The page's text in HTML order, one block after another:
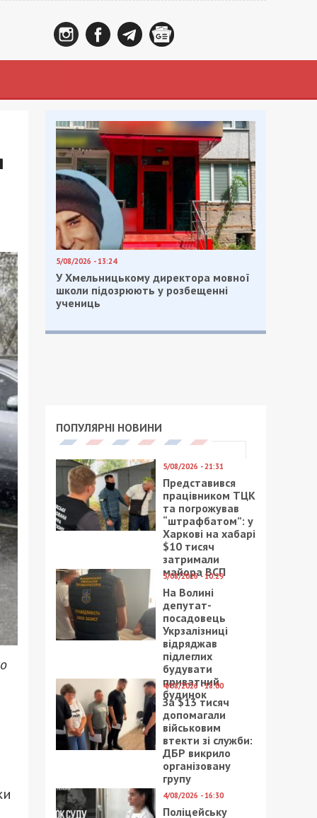
5/08/2026 - 13:24
У Хмельницькому директора мовної
школи підозрюють у розбещенні
учениць
ПОПУЛЯРНІ НОВИНИ
5/08/2026 - 21:31
Представився
працівником ТЦК
та погрожував
“штрафбатом”: у
Харкові на хабарі
$10 тисяч
затримали
майора ВСП
5/08/2026 - 10:29
На Волині
депутат-
посадовець
Укрзалізниці
відряджав
підлеглих
будувати
приватний
будинок
4/08/2026 - 18:00
За $13 тисяч
допомагали
військовим
втекти зі служби:
ДБР викрило
організовану
групу
4/08/2026 - 16:30
Поліцейську